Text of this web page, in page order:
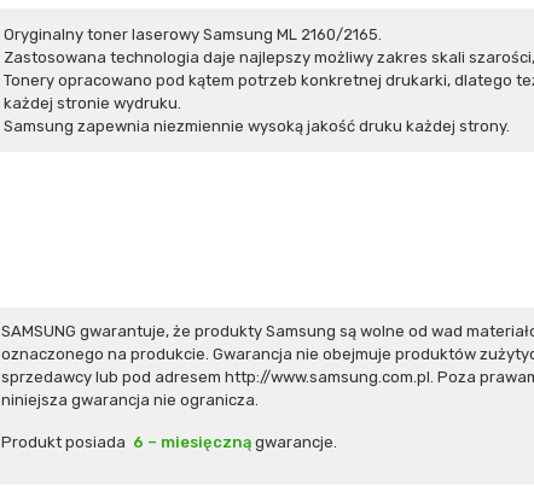
Oryginalny toner laserowy Samsung ML 2160/2165.
Zastosowana technologia daje najlepszy możliwy zakres skali
Tonery opracowano pod kątem potrzeb konkretnej drukarki, dlatego
każdej stronie wydruku.
Samsung zapewnia niezmiennie wysoką jakość druku każdej strony.
SAMSUNG gwarantuje, że produkty Samsung są wolne od wad
oznaczonego na produkcie. Gwarancja nie obejmuje produktów
sprzedawcy lub pod adresem http://www.samsung.com.pl. Poza
niniejsza gwarancja nie ogranicza.
Produkt posiada 6 – miesięczną gwarancje.